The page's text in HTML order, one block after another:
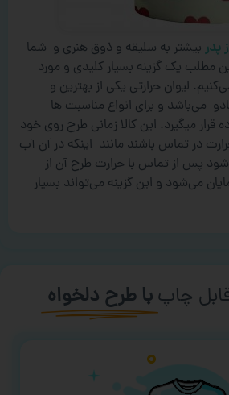
پدر بیشتر به سلیقه و ذوق هنری و شما
مطلب یک گزینه بسیار کلیدی و مورد
لیوان حرارتی یکی از بهترین و
می‌باشد و برای انواع مناسبت ها
قرار میگیرد. این کالا زمانی طرح روی خود
در تماس باشند مانند اینکه در آن آب
پس از تماس با حرارت طرح آن از
می‌شود و این گزینه می‌تواند بسیار
چاپ با طرح دلخواه